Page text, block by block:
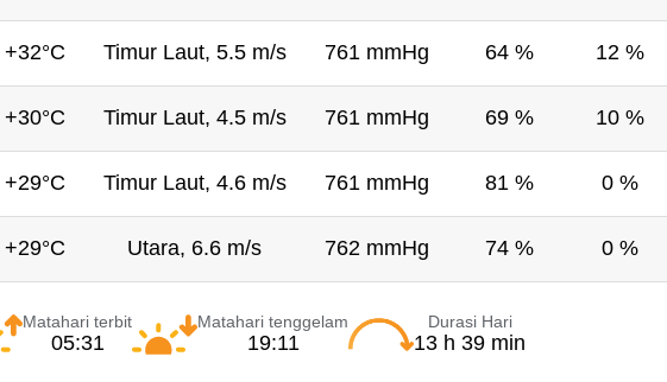
+32°C Timur Laut, 5.5 m/s 761 mmHg 64 % 12 %
+30°C Timur Laut, 4.5 m/s 761 mmHg 69 % 10 %
+29°C Timur Laut, 4.6 m/s 761 mmHg 81 % 0 %
+29°C Utara, 6.6 m/s 762 mmHg 74 % 0 %
Matahari terbit
05:31
Matahari tenggelam
19:11
Durasi Hari
13 h 39 min